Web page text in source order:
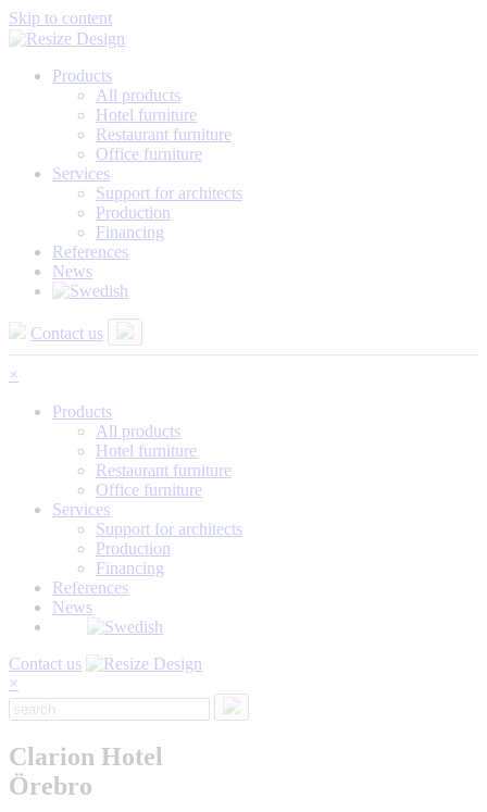
Skip to content
Products
All products
Hotel furniture
Restaurant furniture
Office furniture
Services
Support for architects
Production
Financing
References
News
Contact us
×
Products
All products
Hotel furniture
Restaurant furniture
Office furniture
Services
Support for architects
Production
Financing
References
News
Contact us
×
Clarion Hotel
Örebro